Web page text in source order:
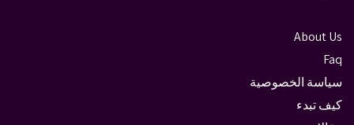
About Us
Faq
سياسة الخصوصية
كيف تبدء